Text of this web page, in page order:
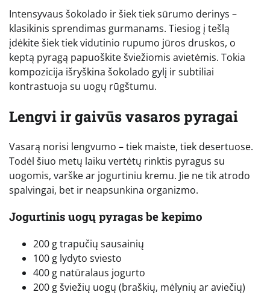
Intensyvaus šokolado ir šiek tiek sūrumo derinys –
klasikinis sprendimas gurmanams. Tiesiog į tešlą
įdėkite šiek tiek vidutinio rupumo jūros druskos, o
keptą pyragą papuoškite šviežiomis avietėmis. Tokia
kompozicija išryškina šokolado gylį ir subtiliai
kontrastuoja su uogų rūgštumu.
Lengvi ir gaivūs vasaros pyragai
Vasarą norisi lengvumo – tiek maiste, tiek desertuose.
Todėl šiuo metų laiku vertėtų rinktis pyragus su
uogomis, varške ar jogurtiniu kremu. Jie ne tik atrodo
spalvingai, bet ir neapsunkina organizmo.
Jogurtinis uogų pyragas be kepimo
200 g trapučių sausainių
100 g lydyto sviesto
400 g natūralaus jogurto
200 g šviežių uogų (braškių, mėlynių ar aviečių)